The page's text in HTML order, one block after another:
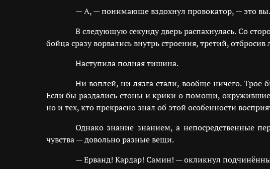
— А, — понимающе вздохнул провокатор, — это вы.
В следующую секунду дверь распахнулась. Со
бойца сразу ворвались внутрь строения, третий,
Наступила полная тишина.
Ни воплей, ни лязга стали, вообще ничего.
Если бы раздались стоны и крики о помощи,
но и тех, кто прекрасно знал об этой особенности
Однако знание знанием, а непосредственные
чувства — довольно разные вещи.
— Ерванд! Кардар! Самин! — окликнул